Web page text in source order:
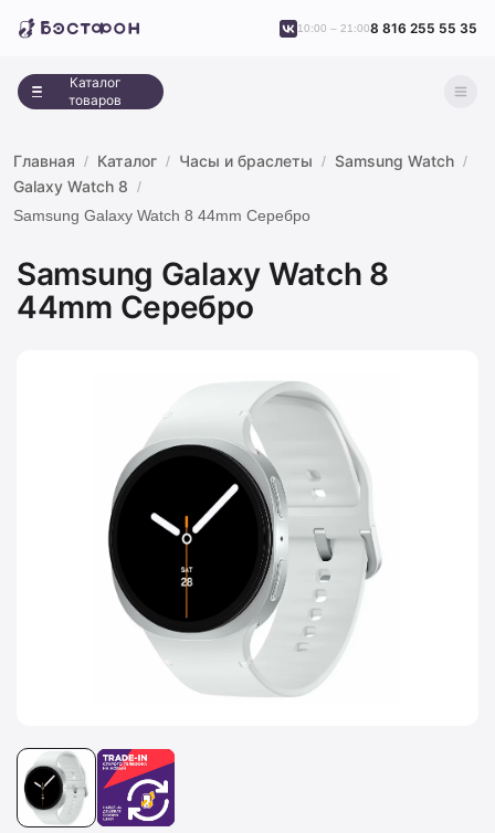
Каталог
товаров
10:00 – 21:008 816 255 55 35
Главная Каталог Часы и браслеты
Samsung Watch
Galaxy Watch 8
Samsung Galaxy Watch 8 44mm Серебро
Samsung Galaxy Watch 8
44mm Серебро